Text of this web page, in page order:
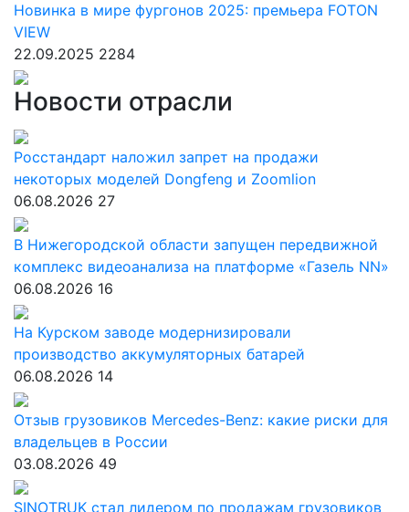
Новинка в мире фургонов 2025: премьера FOTON
VIEW
22.09.2025 2284
Новости отрасли
Росстандарт наложил запрет на продажи
некоторых моделей Dongfeng и Zoomlion
06.08.2026 27
В Нижегородской области запущен передвижной
комплекс видеоанализа на платформе «Газель NN»
06.08.2026 16
На Курском заводе модернизировали
производство аккумуляторных батарей
06.08.2026 14
Отзыв грузовиков Mercedes-Benz: какие риски для
владельцев в России
03.08.2026 49
SINOTRUK стал лидером по продажам грузовиков